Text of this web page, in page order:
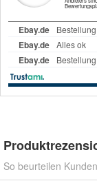
So beurteilen